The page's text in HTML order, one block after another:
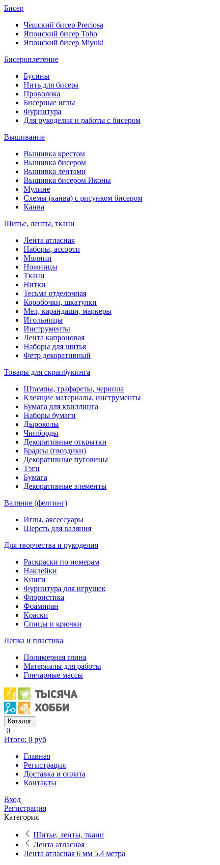
Бисер
Чешский бисер Preciosa
Японский бисер Toho
Японский бисер Miyuki
Бисероплетение
Бусины
Нить для бисера
Проволока
Бисерные иглы
Фурнитура
Для рукоделия и работы с бисером
Вышивание
Вышивка крестом
Вышивка бисером
Вышивка лентами
Вышивка бисером Иконы
Мулине
Схемы (канва) с рисунком бисером
Канва
Шитье, ленты, ткани
Лента атласная
Наборы, ассорти
Молнии
Ножницы
Ткани
Нитки
Тесьма отделочная
Коробочки, шкатулки
Мел, карандаши, маркеры
Игольницы
Инструменты
Лента капроновая
Наборы для шитья
Фетр декоративный
Товары для скрапбукинга
Штампы, трафареты, чернила
Клеящие материалы, инструменты
Бумага для квиллинга
Наборы бумаги
Дыроколы
Чипборды
Декоративные открытки
Брадсы (гвоздики)
Декоративные пуговицы
Тэги
Бумага
Декоративные элементы
Валяние (фелтинг)
Иглы, аксессуары
Шерсть для валяния
Для творчества и рукоделия
Раскраски по номерам
Наклейки
Книги
Фурнитура для игрушек
Флористика
Фоамиран
Краски
Спицы и крючки
Лепка и пластика
Полимерная глина
Материалы для работы
Гончарные массы
Каталог
0
Итого: 0 руб
Главная
Регистрация
Доставка и оплата
Контакты
Вход
Регистрация
Категория
Шитье, ленты, ткани
Лента атласная
Лента атласная 6 мм 5.4 метра